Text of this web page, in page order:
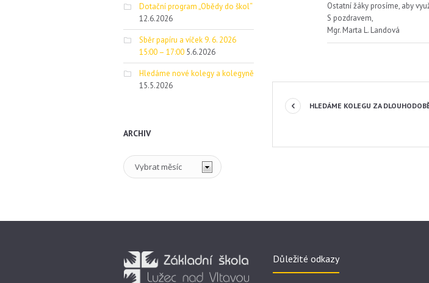
Ostatní žáky prosíme, aby
S pozdravem,
Mgr. Marta L. Landová
HLEDÁME KOLEGU ZA
Dotační program „Obědy do škol“
12.6.2026
Sběr papíru a víček 9. 6. 2026
15:00 – 17:00 5.6.2026
Hledáme nové kolegy a kolegyně
15.5.2026
ARCHIV
Archiv
Důležité odkazy